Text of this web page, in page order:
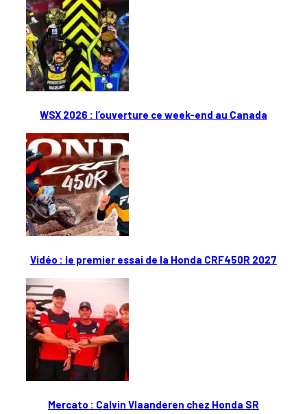
WSX 2026 : l’ouverture ce week-end au Canada
Vidéo : le premier essai de la Honda CRF450R 2027
Mercato : Calvin Vlaanderen chez Honda SR